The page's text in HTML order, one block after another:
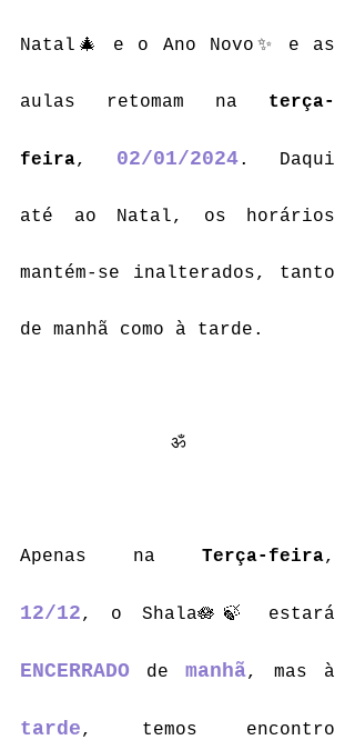
Natal🎄 e o Ano Novo✨ e as
aulas retomam na terça-
feira, 02/01/2024. Daqui
até ao Natal, os horários
mantém-se inalterados, tanto
de manhã como à tarde.
ॐ
Apenas na Terça-feira
12/12
ENCERRADO de manhã
tarde, temos encontro